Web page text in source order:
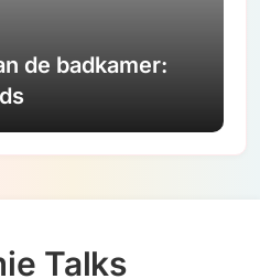
de badkamer:
Talks